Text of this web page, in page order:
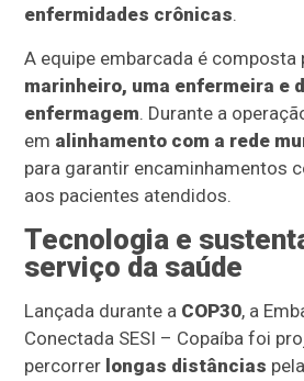
enfermidades crônicas.
A equipe embarcada é composta
marinheiro, uma enfermeira e
enfermagem. Durante a
em alinhamento com a rede
para garantir encaminhamentos
aos pacientes atendidos.
Tecnologia e
serviço da saúde
Lançada durante a COP30, a
Conectada SESI – Copaíba foi
percorrer longas distâncias